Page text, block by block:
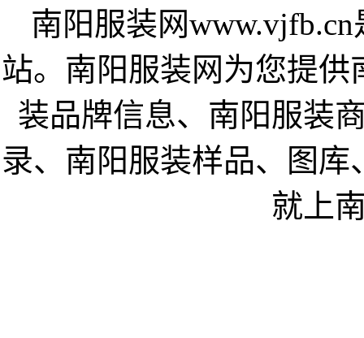
南阳服装网
站。南阳服装网为您提
装品牌信息、南阳服装
录、南阳服装样品、图
就上